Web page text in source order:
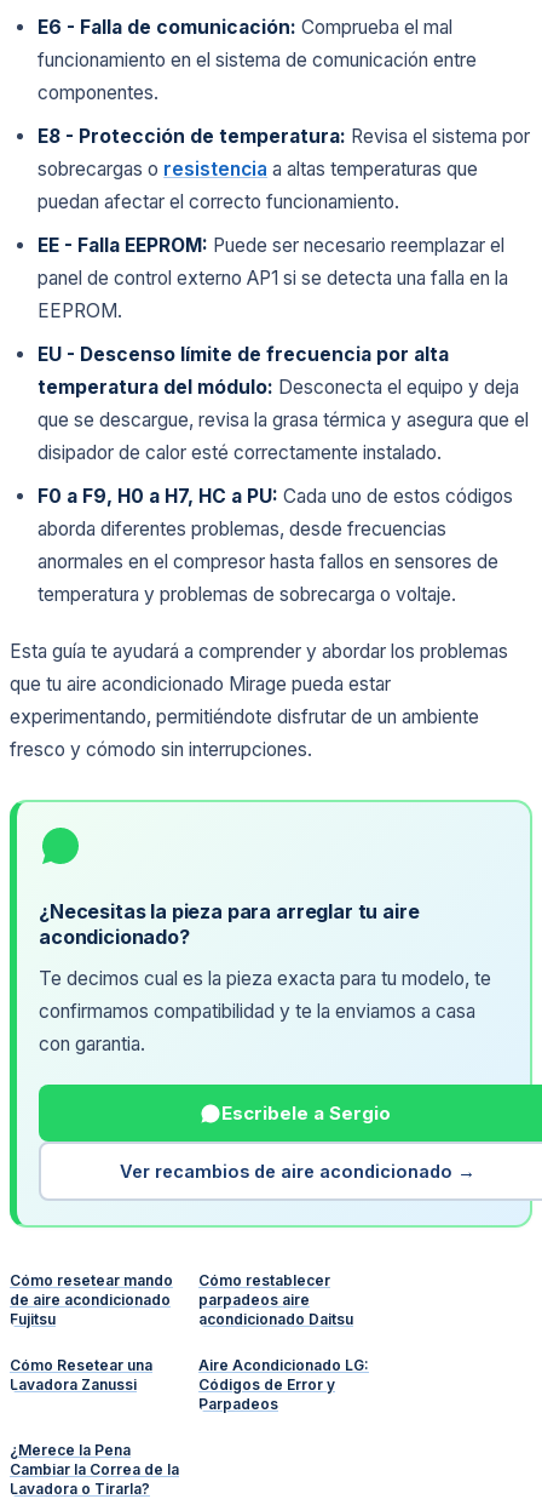
E6 - Falla de comunicación: Comprueba el mal
funcionamiento en el sistema de comunicación entre
componentes.
E8 - Protección de temperatura: Revisa el sistema por
sobrecargas o resistencia a altas temperaturas que
puedan afectar el correcto funcionamiento.
EE - Falla EEPROM: Puede ser necesario reemplazar el
panel de control externo AP1 si se detecta una falla en la
EEPROM.
EU - Descenso límite de frecuencia por alta
temperatura del módulo: Desconecta el equipo y deja
que se descargue, revisa la grasa térmica y asegura que el
disipador de calor esté correctamente instalado.
F0 a F9, H0 a H7, HC a PU: Cada uno de estos códigos
aborda diferentes problemas, desde frecuencias
anormales en el compresor hasta fallos en sensores de
temperatura y problemas de sobrecarga o voltaje.
Esta guía te ayudará a comprender y abordar los problemas
que tu aire acondicionado Mirage pueda estar
experimentando, permitiéndote disfrutar de un ambiente
fresco y cómodo sin interrupciones.
¿Necesitas la pieza para arreglar tu aire
acondicionado?
Te decimos cual es la pieza exacta para tu modelo, te
confirmamos compatibilidad y te la enviamos a casa
con garantia.
Escribele a Sergio
Ver recambios de aire acondicionado →
Cómo resetear mando
de aire acondicionado
Fujitsu
Cómo restablecer
parpadeos aire
acondicionado Daitsu
Cómo Resetear una
Lavadora Zanussi
Aire Acondicionado LG:
Códigos de Error y
Parpadeos
¿Merece la Pena
Cambiar la Correa de la
Lavadora o Tirarla?